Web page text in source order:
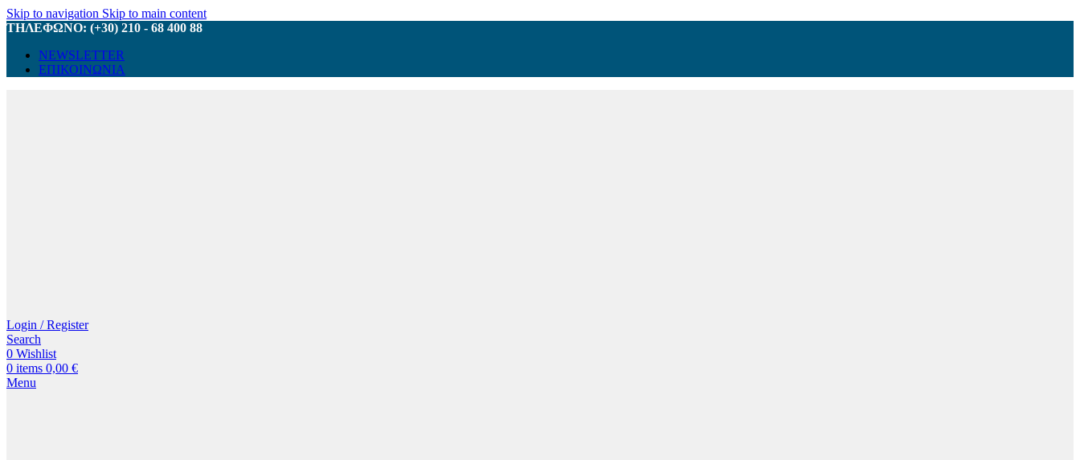
Skip to navigation Skip to main content
ΤΗΛΕΦΩΝΟ: (+30) 210 - 68 400 88
NEWSLETTER
ΕΠΙΚΟΙΝΩΝΙΑ
Login / Register
Search
0 Wishlist
0 items 0,00 €
Menu